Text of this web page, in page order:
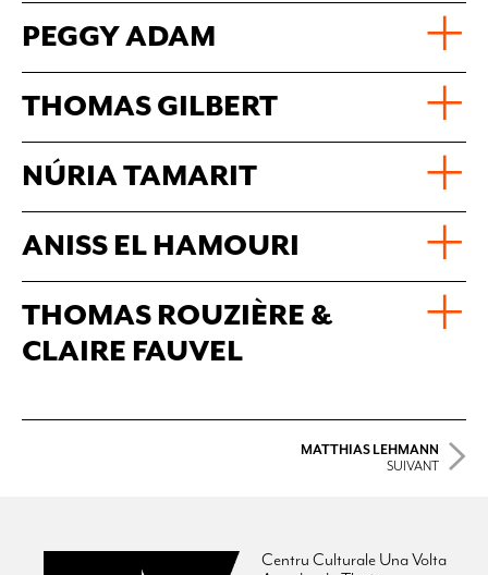
PEGGY ADAM
THOMAS GILBERT
NÚRIA TAMARIT
ANISS EL HAMOURI
THOMAS ROUZIÈRE &
CLAIRE FAUVEL
MATTHIAS LEHMANN
SUIVANT
Centru Culturale Una Volta